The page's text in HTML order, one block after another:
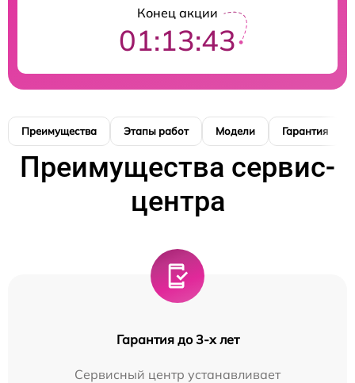
Конец акции
01:13:42
Преимущества Этапы работ Модели Гарантия
Преимущества сервис-
центра
Гарантия до 3-х лет
Сервисный центр устанавливает